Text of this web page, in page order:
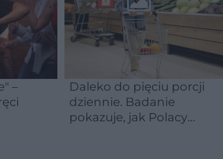
–
Daleko do pięciu porcji
dziennie. Badanie
pokazuje, jak Polacy